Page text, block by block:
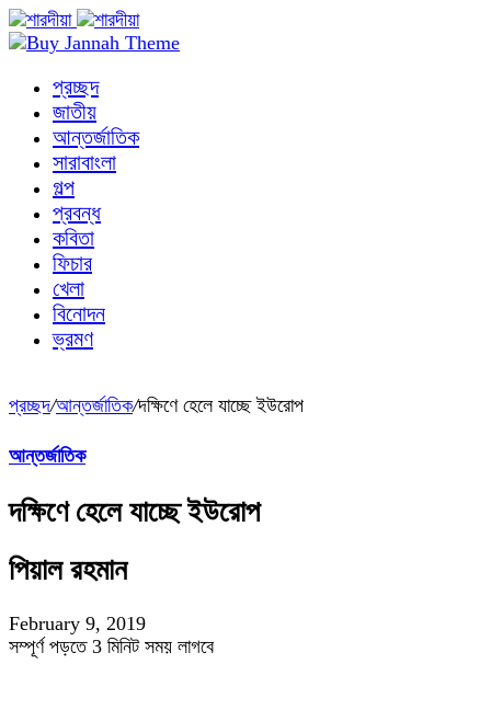
প্রচ্ছদ
জাতীয়
আন্তর্জাতিক
সারাবাংলা
গল্প
প্রবন্ধ
কবিতা
ফিচার
খেলা
বিনোদন
ভ্রমণ
প্রচ্ছদ/আন্তর্জাতিক/দক্ষিণে হেলে যাচ্ছে ইউরোপ
আন্তর্জাতিক
দক্ষিণে হেলে যাচ্ছে ইউরোপ
পিয়াল রহমান
February 9, 2019
সম্পূর্ণ পড়তে 3 মিনিট সময় লাগবে